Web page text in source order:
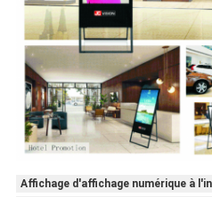
Affichage d'affichage numérique à